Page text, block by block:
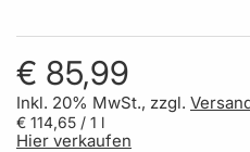
€ 85,99
Inkl. 20% MwSt., zzgl.
€ 114,65 / 1 l
Hier verkaufen